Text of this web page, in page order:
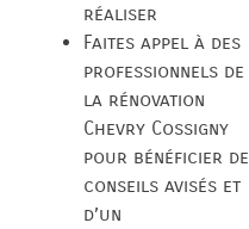
réaliser
Faites appel à des
professionnels de
la rénovation
Chevry Cossigny
pour bénéficier de
conseils avisés et
d’un